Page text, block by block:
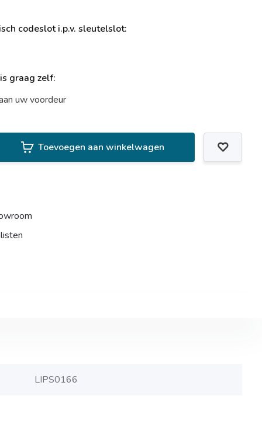
codeslot i.p.v. sleutelslot:
graag zelf:
uw voordeur
Toevoegen aan winkelwagen
LIPS0166